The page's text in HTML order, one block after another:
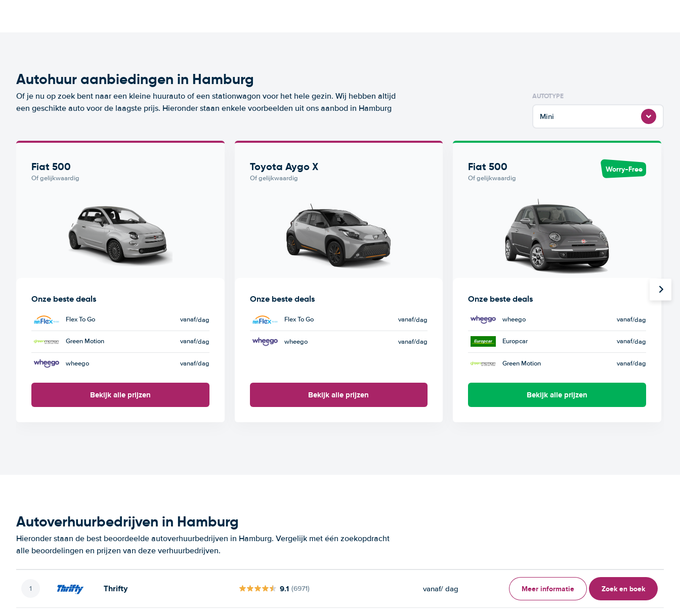
Autohuur aanbiedingen in Hamburg
Of je nu op zoek bent naar een kleine huurauto of een stationwagon voor het hele gezin. Wij hebben altijd
een geschikte auto voor de laagste prijs. Hieronder staan enkele voorbeelden uit ons aanbod in Hamburg
AUTOTYPE
Mini
Fiat 500
Of gelijkwaardig
Onze beste deals
Flex To Go vanaf/dag
Green Motion vanaf/dag
wheego vanaf/dag
Bekijk alle prijzen
Toyota Aygo X
Of gelijkwaardig
Onze beste deals
Flex To Go vanaf/dag
wheego vanaf/dag
Bekijk alle prijzen
Fiat 500
Of gelijkwaardig
Worry-Free
Onze beste deals
wheego vanaf/dag
Europcar vanaf/dag
Green Motion vanaf/dag
Bekijk alle prijzen
Autoverhuurbedrijven in Hamburg
Hieronder staan de best beoordeelde autoverhuurbedrijven in Hamburg. Vergelijk met één zoekopdracht
alle beoordelingen en prijzen van deze verhuurbedrijven.
Thrifty 9.1 (6971) vanaf/ dag Meer informatie Zoek en boek